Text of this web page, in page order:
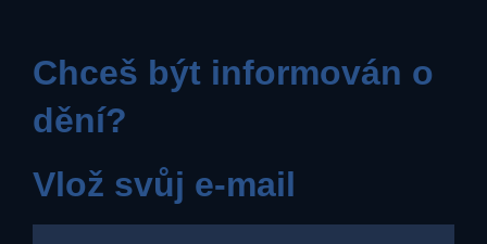
Chceš být informován o
dění?
Vlož svůj e-mail